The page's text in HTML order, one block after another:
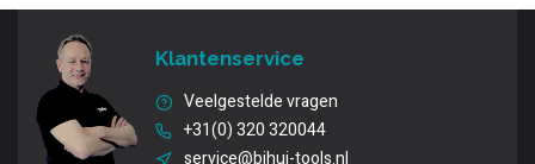
Klantenservice
Veelgestelde vragen
+31(0) 320 320044
service@bihui-tools.nl